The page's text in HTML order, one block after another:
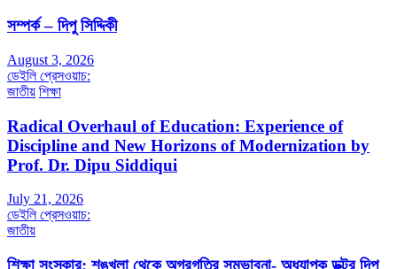
সম্পর্ক – দিপু সিদ্দিকী
August 3, 2026
ডেইলি প্রেসওয়াচ:
জাতীয় শিক্ষা
Radical Overhaul of Education: Experience of
Discipline and New Horizons of Modernization by
Prof. Dr. Dipu Siddiqui
July 21, 2026
ডেইলি প্রেসওয়াচ:
জাতীয়
শিক্ষা সংস্কার: শৃঙ্খলা থেকে অগ্রগতির সম্ভাবনা- অধ্যাপক ডক্টর দিপু